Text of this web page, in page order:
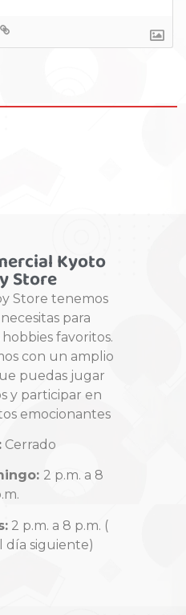
Kyoto
Store
Store tenemos
para
favoritos.
con un amplio
puedas jugar
y participar en
emocionantes
Cerrado
2 p.m. a 8
2 p.m. a 8 p.m. (
día siguiente)